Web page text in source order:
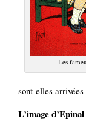
Les
sont-elles
L’image